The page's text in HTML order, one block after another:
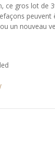
ce gros lot de
un nouveau